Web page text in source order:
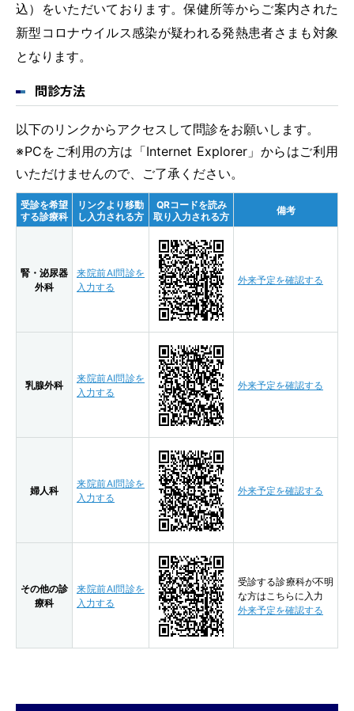
込）をいただいております。保健所等からご案内された
新型コロナウイルス感染が疑われる発熱患者さまも対象
となります。
問診方法
以下のリンクからアクセスして問診をお願いします。
※PCをご利用の方は「Internet Explorer」からはご利用
いただけませんので、ご了承ください。
受診を希望
する診療科
リンクより移動
し入力される方
QRコードを読み
取り入力される方
備考
腎・泌尿器
外科
来院前AI問診を
入力する
外来予定を確認する
乳腺外科
来院前AI問診を
入力する
外来予定を確認する
婦人科
来院前AI問診を
入力する
外来予定を確認する
その他の診
療科
来院前AI問診を
入力する
受診する診療科が不明
な方はこちらに入力
外来予定を確認する